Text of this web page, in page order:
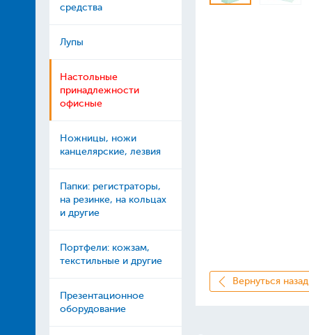
средства
Лупы
Настольные
принадлежности
офисные
Ножницы, ножи
канцелярские, лезвия
Папки: регистраторы,
на резинке, на кольцах
и другие
Портфели: кожзам,
текстильные и другие
Презентационное
оборудование
Вернуться назад